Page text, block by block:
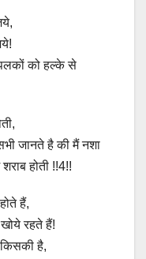
को हल्के से
जानते है की मैं नशा
होती !!4!!
हैं,
रहते हैं!
है,